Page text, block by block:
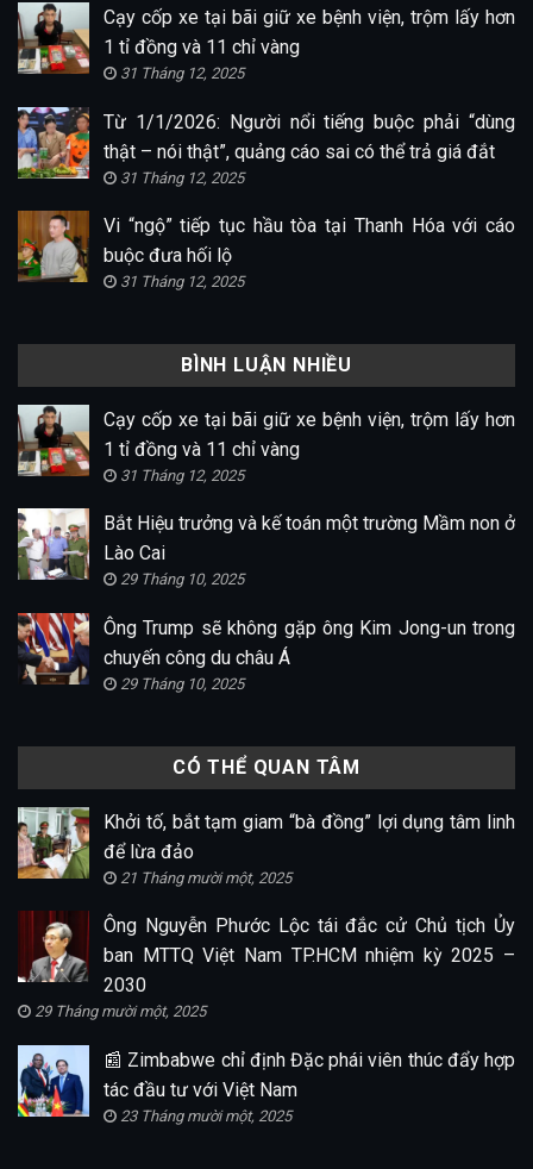
Cạy cốp xe tại bãi giữ xe bệnh viện, trộm lấy hơn
1 tỉ đồng và 11 chỉ vàng
31 Tháng 12, 2025
Từ 1/1/2026: Người nổi tiếng buộc phải “dùng
thật – nói thật”, quảng cáo sai có thể trả giá đắt
31 Tháng 12, 2025
Vi “ngộ” tiếp tục hầu tòa tại Thanh Hóa với cáo
buộc đưa hối lộ
31 Tháng 12, 2025
BÌNH LUẬN NHIỀU
Cạy cốp xe tại bãi giữ xe bệnh viện, trộm lấy hơn
1 tỉ đồng và 11 chỉ vàng
31 Tháng 12, 2025
Bắt Hiệu trưởng và kế toán một trường Mầm non ở
Lào Cai
29 Tháng 10, 2025
Ông Trump sẽ không gặp ông Kim Jong-un trong
chuyến công du châu Á
29 Tháng 10, 2025
CÓ THỂ QUAN TÂM
Khởi tố, bắt tạm giam “bà đồng” lợi dụng tâm linh
để lừa đảo
21 Tháng mười một, 2025
Ông Nguyễn Phước Lộc tái đắc cử Chủ tịch Ủy
ban MTTQ Việt Nam TP.HCM nhiệm kỳ 2025 –
2030
29 Tháng mười một, 2025
📰 Zimbabwe chỉ định Đặc phái viên thúc đẩy hợp
tác đầu tư với Việt Nam
23 Tháng mười một, 2025